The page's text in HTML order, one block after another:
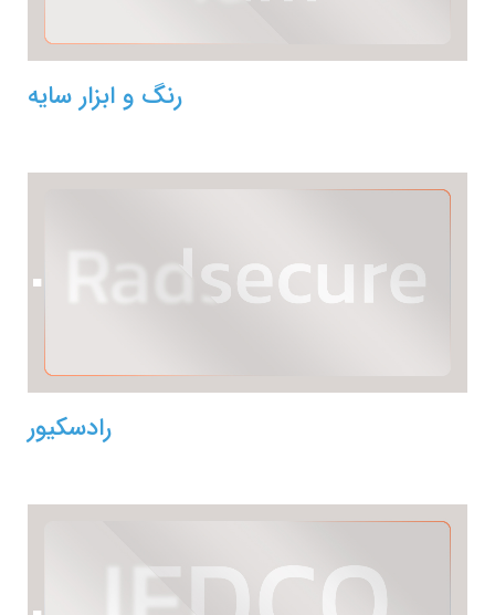
رنگ و ابزار سایه
رادسکیور